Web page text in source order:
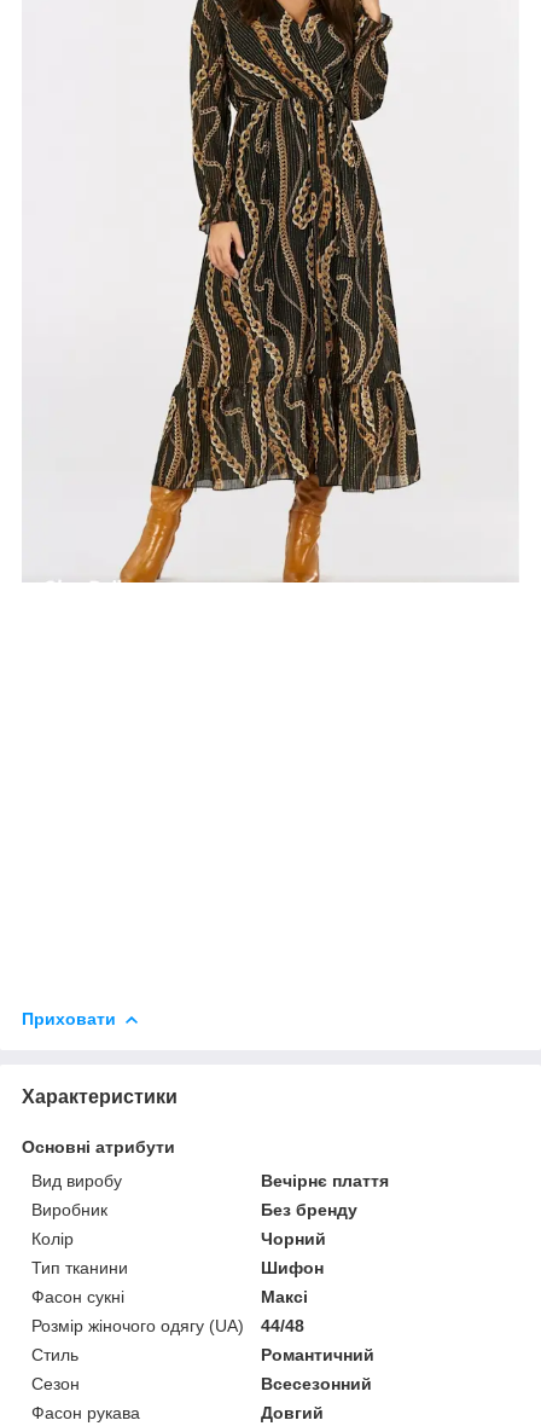
Приховати
Характеристики
Основні атрибути
Вид виробу
Вечірнє плаття
Виробник
Без бренду
Колір
Чорний
Тип тканини
Шифон
Фасон сукні
Максі
Розмір жіночого одягу (UA)
44/48
Стиль
Романтичний
Сезон
Всесезонний
Фасон рукава
Довгий